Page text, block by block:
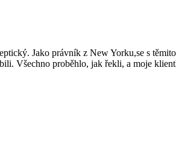
Jako právník z New Yorku,se s
Všechno proběhlo, jak řekli, a moje